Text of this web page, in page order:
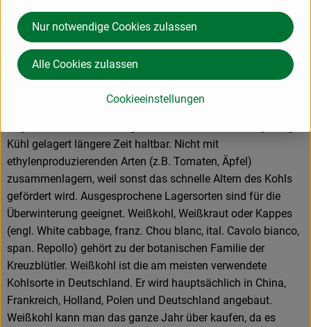
Die Entscheidung für die Erntefähigkeit basiert auf dem
äußeren Erscheinungsbild (Kopfgröße) und der durch
Daumendruck ermittelten Festigkeit der Köpfe - sie sollten
wirklich deutlich geschlossen sein und sich ausgesprochen
fest anfühlen. Hat man auf diese Weise seine Kohlköpfe
ausgewählt, wird der Kohl mit dem Messer vom Strunk
Kühl gelagert längere Zeit haltbar. Nicht mit
ethylenproduzierenden Arten (z.B. Tomaten, Äpfel)
zusammenlagern, weil sonst das schnelle Altern des Kohls
gefördert wird. Ausgesprochene Lagersorten sind für die
Überwinterung geeignet. Weißkohl, Weißkraut oder Kappes
(engl. White cabbage, franz. Chou blanc, ital. Cavolo bianco,
span. Repollo) gehört zu der botanischen Familie der
Kreuzblütler. Weißkohl ist die am meisten verwendete
Kohlsorte in Deutschland. Er wird hauptsächlich in China,
Frankreich, Holland, Polen und Deutschland angebaut.
Weißkohl kann man das ganze Jahr über kaufen, da es
Cookieeinstellungen
Nur notwendige Cookies zulassen
Alle Cookies zulassen